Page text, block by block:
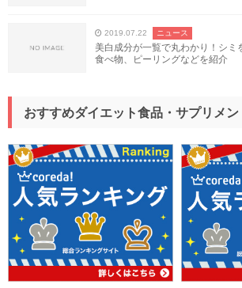
2019.07.22 ニュース
美白成分が一覧で丸わかり！シミ
食べ物、ピーリングなどを紹介
おすすめダイエット食品・サプリメン